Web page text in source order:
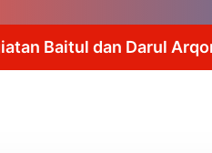
Baitul dan Darul